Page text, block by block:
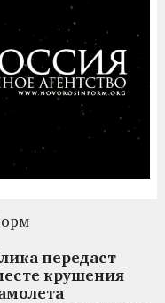
передаст
крушения